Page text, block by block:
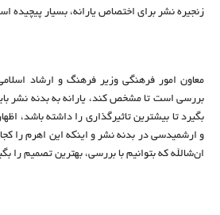
زنجیره نشر برای اختصاص یارانه، بسیار پیچیده
معاون امور فرهنگی وزیر فرهنگ و ارشاد
بررسی است تا مشخص کند، یارانه به بدنه نشر
بگیرد تا بیشترین تاثیرگذاری را داشته باشد،
و ارشمیدسی در بدنه نشر و اینکه این اهرم را
ان‌شالله که بتوانیم با بررسی، بهترین تصمیم را